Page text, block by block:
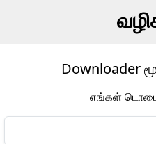
Downloader
எங்கள்